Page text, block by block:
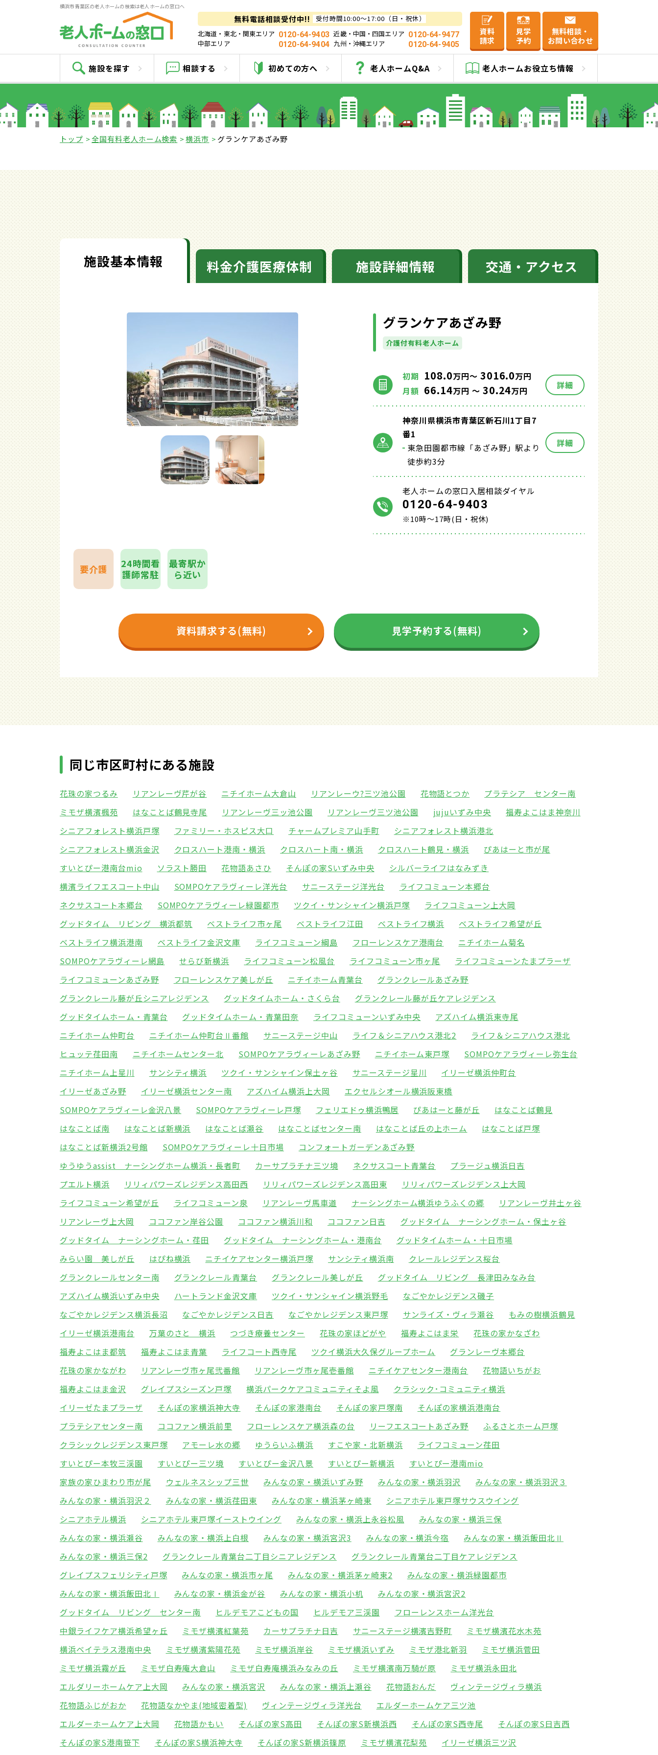
横浜市青葉区の老人ホームの検索は老人ホームの窓口へ
無料電話相談受付中!!
受付時間10:00～17:00（日・祝休）
北海道・東北・関東エリア 0120-64-9403 近畿・中国・四国エリア 0120-64-9477
中部エリア
0120-64-9404 九州・沖縄エリア 0120-64-9405
資料
請求
見学
予約
無料相談・
お問い合わせ
施設を探す 相談する 初めての方へ 老人ホームQ&A 老人ホームお役立ち情報
グランケアあざみ野
トップ 全国有料老人ホーム検索 横浜市 グランケアあざみ野
施設基本情報 料金介護医療体制 施設詳細情報 交通・アクセス
グランケアあざみ野
介護付有料老人ホーム
初期 108.0万円～ 3016.0万円
月額 66.14万円 ～ 30.24万円 詳細
神奈川県横浜市青葉区新石川1丁目7
番1
東急田園都市線「あざみ野」駅より
徒歩約3分
詳細
老人ホームの窓口入居相談ダイヤル
0120-64-9403
※10時～17時(日・祝休)
要介護
24時間看
護師常駐
最寄駅か
ら近い
資料請求する(無料) 見学予約する(無料)
同じ市区町村にある施設
花珠の家つるみ リアンレーヴ芹が谷 ニチイホーム大倉山 リアンレーウ?三ツ池公園 花物語とつか
プラテシア センター南
ミモザ横濱楓苑
はなことば鶴見寺尾 リアンレーヴ三ッ池公園 リアンレーヴ三ツ池公園 jujuいずみ中央
福寿よこはま神奈川
シニアフォレスト横浜戸塚
ファミリー・ホスピス大口 チャームプレミア山手町
シニアフォレスト横浜港北
シニアフォレスト横浜金沢
クロスハート港南・横浜 クロスハート南・横浜 クロスハート鶴見・横浜
ぴあはーと市が尾
すいとぴー港南台mio
ソラスト勝田 花物語あさひ そんぽの家Sいずみ中央
シルバーライフはなみずき
横濱ライフエスコート中山
SOMPOケアラヴィーレ洋光台 サニーステージ洋光台
ライフコミューン本郷台
ネクサスコート本郷台
SOMPOケアラヴィーレ緑園都市 ツクイ・サンシャイン横浜戸塚
ライフコミューン上大岡
グッドタイム リビング 横浜都筑
ベストライフ市ヶ尾 ベストライフ江田 ベストライフ横浜
ベストライフ希望が丘
ベストライフ横浜港南
ベストライフ金沢文庫 ライフコミューン綱島 フローレンスケア港南台
ニチイホーム菊名
SOMPOケアラヴィーレ網島
せらび新横浜 ライフコミューン松風台 ライフコミューン市ヶ尾
ライフコミューンたまプラーザ
ライフコミューンあざみ野
フローレンスケア美しが丘 ニチイホーム青葉台
グランクレールあざみ野
グランクレール藤が丘シニアレジデンス
グッドタイムホーム・さくら台
グランクレール藤が丘ケアレジデンス
グッドタイムホーム・青葉台
グッドタイムホーム・青葉田奈 ライフコミューンいずみ中央
アズハイム横浜東寺尾
ニチイホーム仲町台
ニチイホーム仲町台Ⅱ番館 サニーステージ中山 ライフ＆シニアハウス港北2
ライフ＆シニアハウス港北
ヒュッテ荏田南
ニチイホームセンター北 SOMPOケアラヴィーレあざみ野 ニチイホーム東戸塚
SOMPOケアラヴィーレ弥生台
ニチイホーム上星川
サンシティ横浜 ツクイ・サンシャイン保土ヶ谷 サニーステージ星川
イリーゼ横浜仲町台
イリーゼあざみ野
イリーゼ横浜センター南 アズハイム横浜上大岡
エクセルシオール横浜阪東橋
SOMPOケアラヴィーレ金沢八景
SOMPOケアラヴィーレ戸塚 フェリエドゥ横浜鴨居 ぴあはーと藤が丘
はなことば鶴見
はなことば南
はなことば新横浜 はなことば瀬谷 はなことばセンター南 はなことば丘の上ホーム
はなことば戸塚
はなことば新横浜2号館
SOMPOケアラヴィーレ十日市場
コンフォートガーデンあざみ野
ゆうゆうassist ナーシングホーム横浜・長者町
カーサプラチナ三ツ境 ネクサスコート青葉台
プラージュ横浜日吉
プエルト横浜
リリィパワーズレジデンス高田西 リリィパワーズレジデンス高田東
リリィパワーズレジデンス上大岡
ライフコミューン希望が丘
ライフコミューン泉 リアンレーヴ馬車道 ナーシングホーム横浜ゆうふくの郷
リアンレーヴ井土ヶ谷
リアンレーヴ上大岡
ココファン岸谷公園 ココファン横浜川和 ココファン日吉
グッドタイム ナーシングホーム・保土ヶ谷
グッドタイム ナーシングホーム・荏田
グッドタイム ナーシングホーム・港南台
グッドタイムホーム・十日市場
みらい園 美しが丘
はぴね横浜 ニチイケアセンター横浜戸塚 サンシティ横浜南
クレールレジデンス桜台
グランクレールセンター南
グランクレール青葉台 グランクレール美しが丘
グッドタイム リビング 長津田みなみ台
アズハイム横浜いずみ中央
ハートランド金沢文庫 ツクイ・サンシャイン横浜野毛
なごやかレジデンス磯子
なごやかレジデンス横浜長沼
なごやかレジデンス日吉 なごやかレジデンス東戸塚 サンライズ・ヴィラ瀬谷
もみの樹横浜鶴見
イリーゼ横浜港南台
万葉のさと 横浜 つづき療養センター 花珠の家ほどがや 福寿よこはま栄
花珠の家かなざわ
福寿よこはま都筑
福寿よこはま青葉 ライフコート西寺尾 ツクイ横浜大久保グループホーム
グランレーヴ本郷台
花珠の家かながわ
リアンレーヴ市ヶ尾弐番館 リアンレーヴ市ヶ尾壱番館 ニチイケアセンター港南台
花物語いちがお
福寿よこはま金沢
グレイプスシーズン戸塚 横浜パークケアコミュニティそよ風
クラシック･コミュニティ横浜
イリーゼたまプラーザ
そんぽの家横浜神大寺 そんぽの家港南台 そんぽの家戸塚南
そんぽの家横浜港南台
プラテシアセンター南
ココファン横浜前里 フローレンスケア横浜森の台 リーフエスコートあざみ野
ふるさとホーム戸塚
クラシックレジデンス東戸塚
アモーレ水の郷 ゆうらいふ横浜 すこや家・北新横浜
ライフコミューン荏田
すいとぴー本牧三渓園
すいとぴー三ツ境 すいとぴー金沢八景 すいとぴー新横浜
すいとぴー港南mio
家族の家ひまわり市が尾
ウェルネスシップ三世 みんなの家・横浜いずみ野 みんなの家・横浜羽沢
みんなの家・横浜羽沢３
みんなの家・横浜羽沢２
みんなの家・横浜荏田東 みんなの家・横浜茅ヶ崎東
シニアホテル東戸塚サウスウイング
シニアホテル横浜
シニアホテル東戸塚イーストウイング みんなの家・横浜上永谷松風
みんなの家・横浜三保
みんなの家・横浜瀬谷
みんなの家・横浜上白根 みんなの家・横浜宮沢3 みんなの家・横浜今宿
みんなの家・横浜飯田北Ⅱ
みんなの家・横浜三保2
グランクレール青葉台二丁目シニアレジデンス
グランクレール青葉台二丁目ケアレジデンス
グレイプスフェリシティ戸塚
みんなの家・横浜市ヶ尾 みんなの家・横浜茅ヶ崎東2
みんなの家・横浜緑園都市
みんなの家・横浜飯田北Ⅰ
みんなの家・横浜金が谷 みんなの家・横浜小机
みんなの家・横浜宮沢2
グッドタイム リビング センター南
ヒルデモアこどもの国 ヒルデモア三渓園
フローレンスホーム洋光台
中銀ライフケア横浜希望ヶ丘
ミモザ横濱紅葉苑 カーサプラチナ日吉 サニーステージ横濱吉野町
ミモザ横濱花水木苑
横浜ベイテラス港南中央
ミモザ横濱紫陽花苑 ミモザ横浜岸谷 ミモザ横浜いずみ ミモザ港北新羽
ミモザ横浜菅田
ミモザ横浜霧が丘
ミモザ白寿庵大倉山 ミモザ白寿庵横浜みなみの丘 ミモザ横濱南万騎が原
ミモザ横浜永田北
エルダリーホームケア上大岡
みんなの家・横浜宮沢 みんなの家・横浜上瀬谷 花物語おんだ
ヴィンテージヴィラ横浜
花物語ふじがおか
花物語なかやま(地域密着型) ヴィンテージヴィラ洋光台
エルダーホームケア三ツ池
エルダーホームケア上大岡
花物語かもい そんぽの家S高田 そんぽの家S新横浜西 そんぽの家S西寺尾
そんぽの家S日吉西
そんぽの家S港南笹下
そんぽの家S横浜神大寺 そんぽの家S新横浜篠原 ミモザ横濱花梨苑 イリーゼ横浜三ツ沢